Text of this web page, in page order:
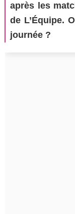
après les
de L’Équipe.
journée ?